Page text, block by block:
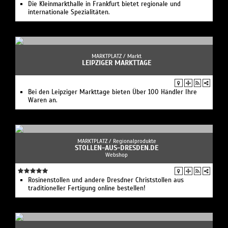
Die Kleinmarkthalle in Frankfurt bietet regionale und
internationale Spezialitäten.
MARKTPLATZ / Markt
LEIPZIGER MARKTTAGE
Bei den Leipziger Markttage bieten Über 100 Händler Ihre
Waren an.
MARKTPLATZ / Regionalprodukte
STOLLEN-AUS-DRESDEN.DE
Webshop
Rosinenstollen und andere Dresdner Christstollen aus
traditioneller Fertigung online bestellen!